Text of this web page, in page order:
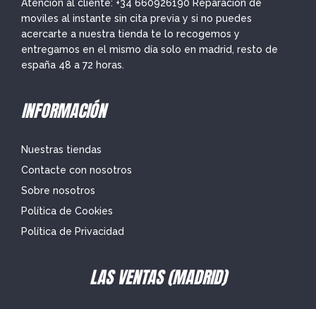
Atención al cliente: +34 660926190 Reparacion de
moviles al instante sin cita previa y si no puedes
acercarte a nuestra tienda te lo recogemos y
entregamos en el mismo día solo en madrid, resto de
españa 48 a 72 horas.
INFORMACIÓN
Nuestras tiendas
Contacte con nosotros
Sobre nosotros
Política de Cookies
Política de Privacidad
LAS VENTAS (MADRID)